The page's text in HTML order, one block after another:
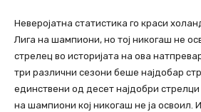
Неверојатна статистика го краси
Лига на шампиони, но тој никогаш не
стрелец во историјата на ова
три различни сезони беше најдобар
единствени од десет најдобри стрелци
на шампиони кој никогаш не ја освоил.